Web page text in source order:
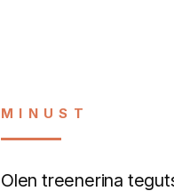
MINUST
Olen treenerina